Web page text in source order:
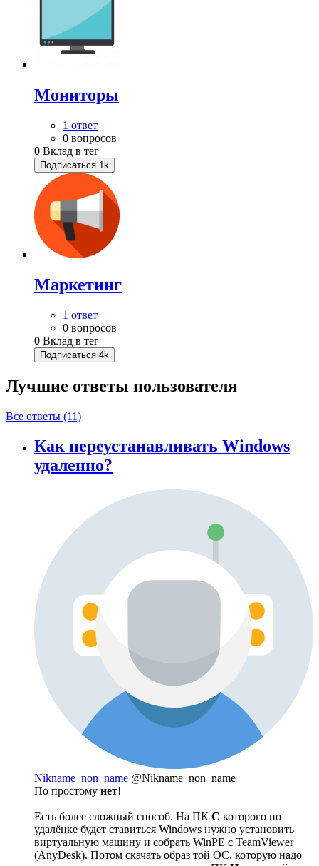
Мониторы
1 ответ
0 вопросов
0 Вклад в тег
Подписаться 1k
Маркетинг
1 ответ
0 вопросов
0 Вклад в тег
Подписаться 4k
Лучшие ответы пользователя
Все ответы (11)
Как переустанавливать Windows
удаленно?
Nikname_non_name @Nikname_non_name
По простому нет!
Есть более сложный способ. На ПК С которого по
удалёнке будет ставиться Windows нужно установить
виртуальную машину и собрать WinPE с TeamViewer
(AnyDesk). Потом скачать образ той ОС, которую надо